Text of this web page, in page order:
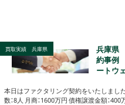
買取実績 兵庫県
兵庫県
約事例
ートウ
本日はファクタリング契約をいたしまし
数：8人 月商：1600万円 債権譲渡金額：